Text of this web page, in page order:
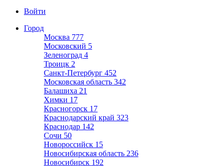
Войти
Город
Москва 777
Московский 5
Зеленоград 4
Троицк 2
Санкт-Петербург 452
Московская область 342
Балашиха 21
Химки 17
Красногорск 17
Краснодарский край 323
Краснодар 142
Сочи 50
Новороссийск 15
Новосибирская область 236
Новосибирск 192